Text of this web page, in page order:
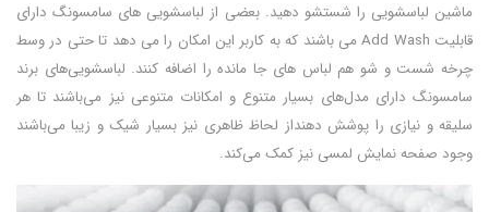
ماشین لباسشویی را شستشو دهید. بعضی از لباسشویی‌ های سامسونگ دارای
قابلیت Add Wash می باشند که به کاربر این امکان را می‌ دهد تا حتی در وسط
چرخه شست و شو هم لباس های جا مانده را اضافه کنند. لباسشویی‌های برند
سامسونگ دارای مدل‌های بسیار متنوع و امکانات متنوعی نیز می‌باشند تا هر
سلیقه و نیازی را پوشش دهنداز لحاظ ظاهری نیز بسیار شیک و زیبا می‌باشند
وجود صفحه نمایش لمسی نیز کمک می‌کند.